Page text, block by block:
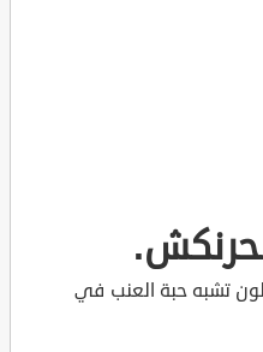
تشبه حبة العنب في